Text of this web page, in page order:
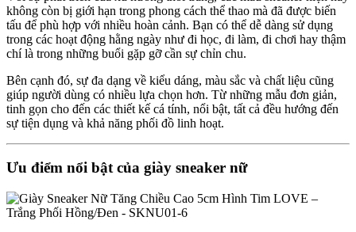
không còn bị giới hạn trong phong cách thể thao mà đã được biến
tấu để phù hợp với nhiều hoàn cảnh. Bạn có thể dễ dàng sử dụng
trong các hoạt động hằng ngày như đi học, đi làm, đi chơi hay thậm
chí là trong những buổi gặp gỡ cần sự chỉn chu.
Bên cạnh đó, sự đa dạng về kiểu dáng, màu sắc và chất liệu cũng
giúp người dùng có nhiều lựa chọn hơn. Từ những mẫu đơn giản,
tinh gọn cho đến các thiết kế cá tính, nổi bật, tất cả đều hướng đến
sự tiện dụng và khả năng phối đồ linh hoạt.
Ưu điểm nổi bật của giày sneaker nữ